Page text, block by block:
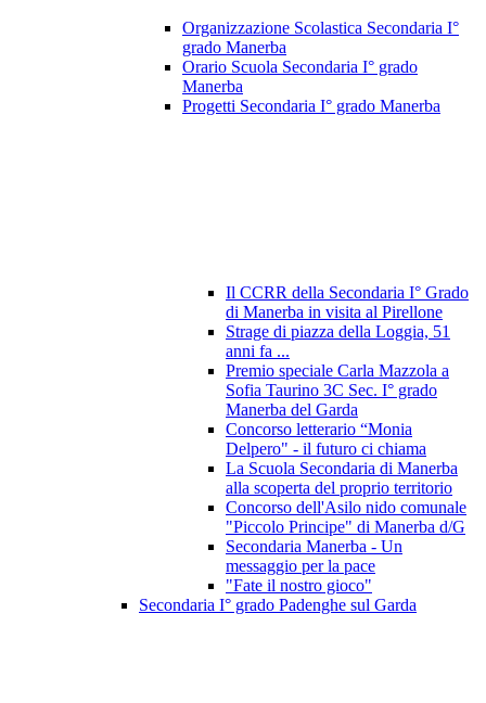
Organizzazione Scolastica Secondaria I°
grado Manerba
Orario Scuola Secondaria I° grado
Manerba
Progetti Secondaria I° grado Manerba
Il CCRR della Secondaria I° Grado
di Manerba in visita al Pirellone
Strage di piazza della Loggia, 51
anni fa ...
Premio speciale Carla Mazzola a
Sofia Taurino 3C Sec. I° grado
Manerba del Garda
Concorso letterario “Monia
Delpero" - il futuro ci chiama
La Scuola Secondaria di Manerba
alla scoperta del proprio territorio
Concorso dell'Asilo nido comunale
"Piccolo Principe" di Manerba d/G
Secondaria Manerba - Un
messaggio per la pace
"Fate il nostro gioco"
Secondaria I° grado Padenghe sul Garda